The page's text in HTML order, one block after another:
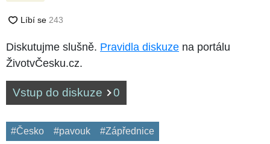
Diskutujme slušně. Pravidla diskuze na portálu
ŽivotvČesku.cz.
Vstup do diskuze 0
#Česko #pavouk #Zápřednice